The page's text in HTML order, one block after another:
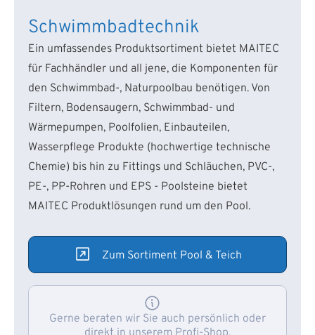
Schwimmbadtechnik
Ein umfassendes Produktsortiment bietet MAITEC
für Fachhändler und all jene, die Komponenten für
den Schwimmbad-, Naturpoolbau benötigen. Von
Filtern, Bodensaugern, Schwimmbad- und
Wärmepumpen, Poolfolien, Einbauteilen,
Wasserpflege Produkte (hochwertige technische
Chemie) bis hin zu Fittings und Schläuchen, PVC-,
PE-, PP-Rohren und EPS - Poolsteine bietet
MAITEC Produktlösungen rund um den Pool.
Zum Sortiment Pool & Teich
Gerne beraten wir Sie auch persönlich oder